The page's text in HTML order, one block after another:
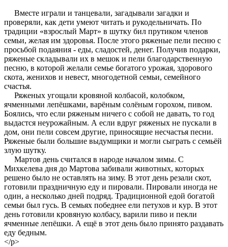
Вместе играли и танцевали, загадывали загадки и
проверяли, как дети умеют читать и рукодельничать. По
традиции «взрослый Март» в шутку бил прутиком членов
семьи, желая им здоровья. После этого ряженые пели песню с
просьбой подаяния - еды, сладостей, денег. Получив подарки,
ряженые складывали их в мешок и пели благодарственную
песню, в которой желали семье богатого урожая, здорового
скота, женихов и невест, многодетной семьи, семейного
счастья.
Ряженых угощали кровяной колбасой, колобком,
ячменными лепёшками, варёным солёным горохом, пивом.
Боялись, что если ряженым ничего с собой не давать, то год
выдастся неурожайным. А если вдруг ряженых не пускали в
дом, они пели совсем другие, приносящие несчастья песни.
Ряженые были большие выдумщики и могли сыграть с семьёй
злую шутку.
Мартов день считался в народе началом зимы. С
Михкелева дня до Мартова забивали животных, которых
решено было не оставлять на зиму. В этот день резали скот,
готовили праздничную еду и пировали. Пировали иногда не
один, а несколько дней подряд. Традиционной едой богатой
семьи был гусь. В семьях победнее ели петухов и кур. В этот
день готовили кровяную колбасу, варили пиво и пекли
ячменные лепёшки. А ещё в этот день было принято раздавать
еду бедным.
</p>